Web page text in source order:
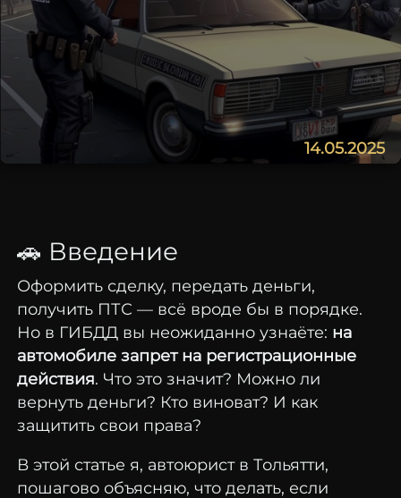
14.05.2025
🚗 Введение
Оформить сделку, передать деньги,
получить ПТС — всё вроде бы в порядке.
Но в ГИБДД вы неожиданно узнаёте: на
автомобиле запретна регистрационные
действия. Что это значит? Можно ли
вернуть деньги? Кто виноват? И как
защитить свои права?
В этой статье я, автоюрист в Тольятти,
пошагово объясняю, что делать, если